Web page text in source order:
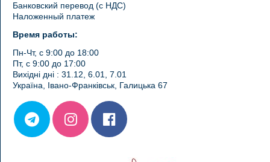
Банковский перевод (с НДС)
Наложенный платеж
Время работы:
Пн-Чт, с 9:00 до 18:00
Пт, с 9:00 до 17:00
Вихідні дні : 31.12, 6.01, 7.01
Україна, Івано-Франківськ, Галицька 67